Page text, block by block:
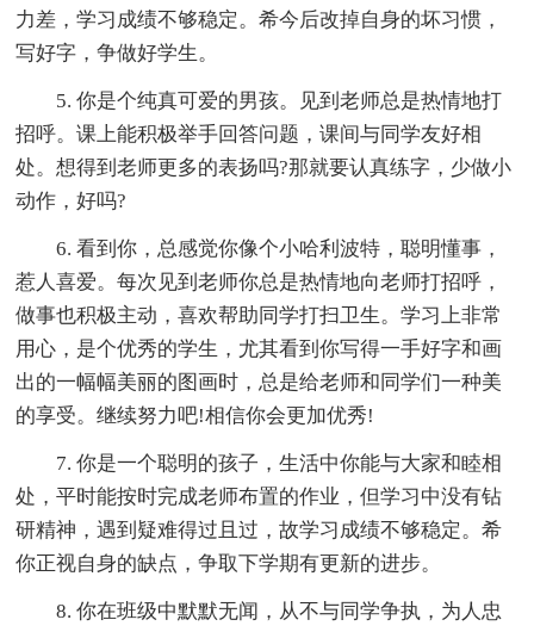
力差，学习成绩不够稳定。希今后改掉自身的坏习惯，
写好字，争做好学生。
5. 你是个纯真可爱的男孩。见到老师总是热情地打
招呼。课上能积极举手回答问题，课间与同学友好相
处。想得到老师更多的表扬吗?那就要认真练字，少做小
动作，好吗?
6. 看到你，总感觉你像个小哈利波特，聪明懂事，
惹人喜爱。每次见到老师你总是热情地向老师打招呼，
做事也积极主动，喜欢帮助同学打扫卫生。学习上非常
用心，是个优秀的学生，尤其看到你写得一手好字和画
出的一幅幅美丽的图画时，总是给老师和同学们一种美
的享受。继续努力吧!相信你会更加优秀!
7. 你是一个聪明的孩子，生活中你能与大家和睦相
处，平时能按时完成老师布置的作业，但学习中没有钻
研精神，遇到疑难得过且过，故学习成绩不够稳定。希
你正视自身的缺点，争取下学期有更新的进步。
8. 你在班级中默默无闻，从不与同学争执，为人忠